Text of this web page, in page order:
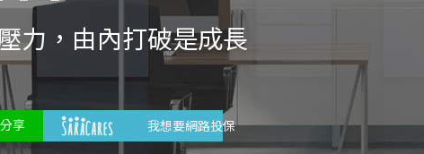
力，由內打破是成長
我想要網路投保